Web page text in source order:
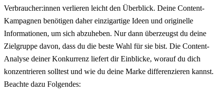
Verbraucher:innen verlieren leicht den Überblick. Deine Content-
Kampagnen benötigen daher einzigartige Ideen und originelle
Informationen, um sich abzuheben. Nur dann überzeugst du deine
Zielgruppe davon, dass du die beste Wahl für sie bist. Die Content-
Analyse deiner Konkurrenz liefert dir Einblicke, worauf du dich
konzentrieren solltest und wie du deine Marke differenzieren kannst.
Beachte dazu Folgendes: